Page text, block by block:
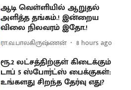
ஆடி வெள்ளியில் ஆறுதல்
அளித்த தங்கம்.! இன்றைய
விலை நிலவரம் இதோ.!
ரா.வ.பாலகிருஷ்ணன் 8 hours ago
ரூ.2 லட்சத்திற்குள் கிடைக்கும்
டாப் 5 ஸ்போர்ட்ஸ் பைக்குகள்:
உங்களது சிறந்த தேர்வு எது?